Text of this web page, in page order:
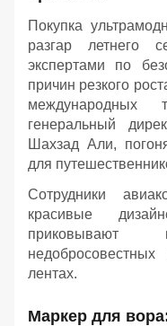
Покупка
разгар летнего
экспертами по
причин резкого
международных
генеральный
Шахзад Али,
для
Сотрудники
красивые
лентах.
Маркер для